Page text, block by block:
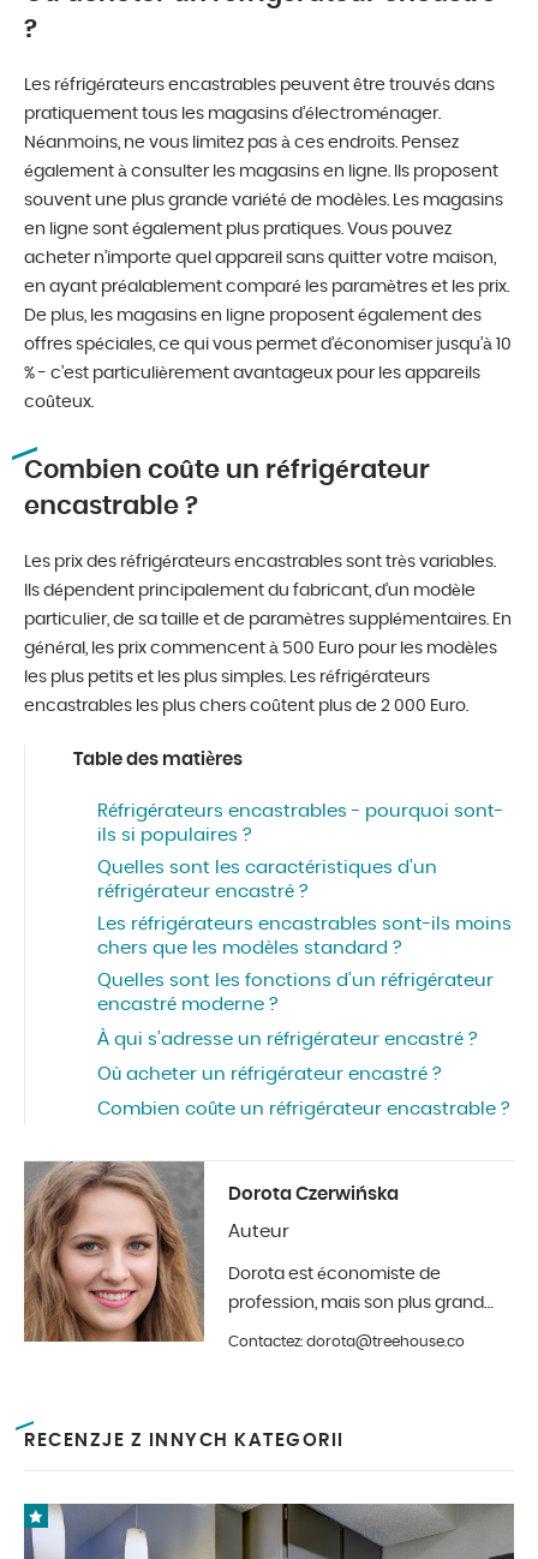
?
Les réfrigérateurs encastrables peuvent être trouvés dans
pratiquement tous les magasins d’électroménager.
Néanmoins, ne vous limitez pas à ces endroits. Pensez
également à consulter les magasins en ligne. Ils proposent
souvent une plus grande variété de modèles. Les magasins
en ligne sont également plus pratiques. Vous pouvez
acheter n’importe quel appareil sans quitter votre maison,
en ayant préalablement comparé les paramètres et les prix.
De plus, les magasins en ligne proposent également des
offres spéciales, ce qui vous permet d’économiser jusqu’à 10
% - c’est particulièrement avantageux pour les appareils
coûteux.
Combien coûte un réfrigérateur
encastrable ?
Les prix des réfrigérateurs encastrables sont très variables.
Ils dépendent principalement du fabricant, d’un modèle
particulier, de sa taille et de paramètres supplémentaires. En
général, les prix commencent à 500 Euro pour les modèles
les plus petits et les plus simples. Les réfrigérateurs
encastrables les plus chers coûtent plus de 2 000 Euro.
Table des matières
Réfrigérateurs encastrables - pourquoi sont-
ils si populaires ?
Quelles sont les caractéristiques d’un
réfrigérateur encastré ?
Les réfrigérateurs encastrables sont-ils moins
chers que les modèles standard ?
Quelles sont les fonctions d’un réfrigérateur
encastré moderne ?
À qui s’adresse un réfrigérateur encastré ?
Où acheter un réfrigérateur encastré ?
Combien coûte un réfrigérateur encastrable ?
Dorota Czerwińska
Auteur
Dorota est économiste de
profession, mais son plus grand
hobby est la photographie et la
Contactez: dorota@treehouse.co
RECENZJE Z INNYCH KATEGORII